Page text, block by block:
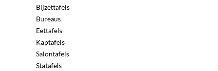
Bijzettafels
Bureaus
Eettafels
Kaptafels
Salontafels
Statafels